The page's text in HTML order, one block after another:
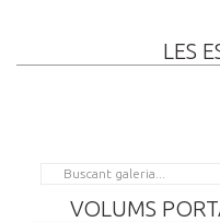
LES
VOLUMS